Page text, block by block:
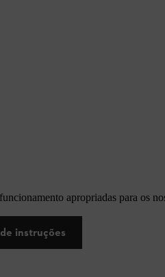
apropriadas para os
instruções